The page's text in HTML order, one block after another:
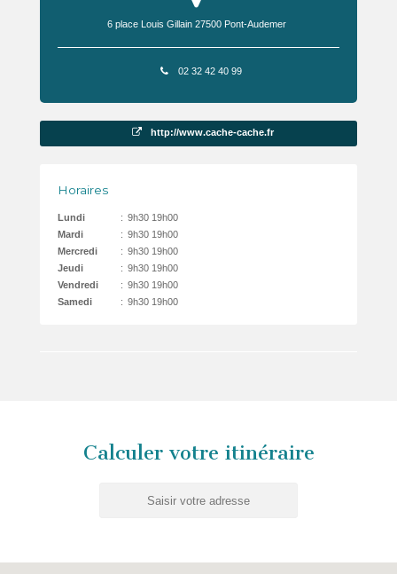
6 place Louis Gillain 27500 Pont-Audemer
02 32 42 40 99
http://www.cache-cache.fr
Horaires
Lundi : 9h30 19h00
Mardi
: 9h30 19h00
Mercredi
: 9h30 19h00
Jeudi
: 9h30 19h00
Vendredi
: 9h30 19h00
Samedi
: 9h30 19h00
Calculer votre itinéraire